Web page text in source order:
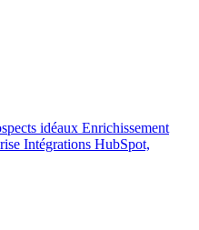
idéaux Enrichissement
Intégrations HubSpot,